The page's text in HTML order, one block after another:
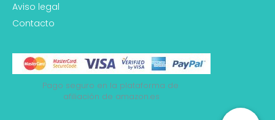
Aviso legal
Contacto
Pago seguro en la plataforma de
afiliación de amazon.es